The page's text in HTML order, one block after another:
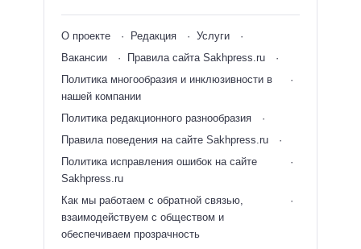
О проекте Редакция
Услуги
Вакансии
Правила сайта Sakhpress.ru
Политика многообразия и инклюзивности в
нашей компании
Политика редакционного разнообразия
Правила поведения на сайте Sakhpress.ru
Политика исправления ошибок на сайте
Sakhpress.ru
Как мы работаем с обратной связью,
взаимодействуем с обществом и
обеспечиваем прозрачность